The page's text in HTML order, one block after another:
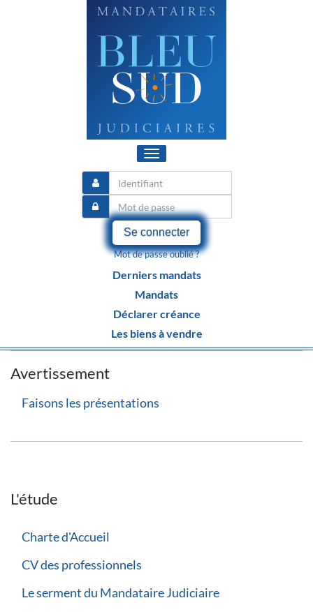
Toggle
navigation
Se connecter
Mot de passe oublié ?
Derniers mandats
Mandats
Déclarer créance
Les biens à vendre
Avertissement
Faisons les présentations
L'étude
Charte d'Accueil
CV des professionnels
Le serment du Mandataire Judiciaire